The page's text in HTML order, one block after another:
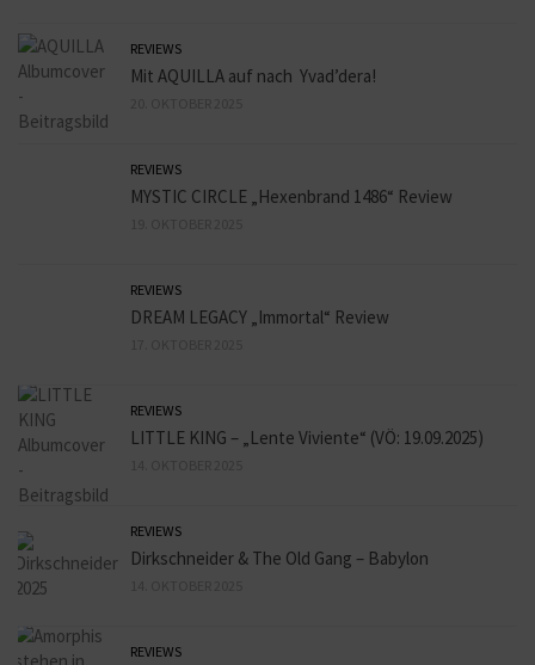
REVIEWS
Mit AQUILLA auf nach Yvad’dera!
REVIEWS
MYSTIC CIRCLE „Hexenbrand 1486“ Review
REVIEWS
DREAM LEGACY „Immortal“ Review
REVIEWS
LITTLE KING – „Lente Viviente“ (VÖ: 19.09.2025)
REVIEWS
Dirkschneider & The Old Gang – Babylon
REVIEWS